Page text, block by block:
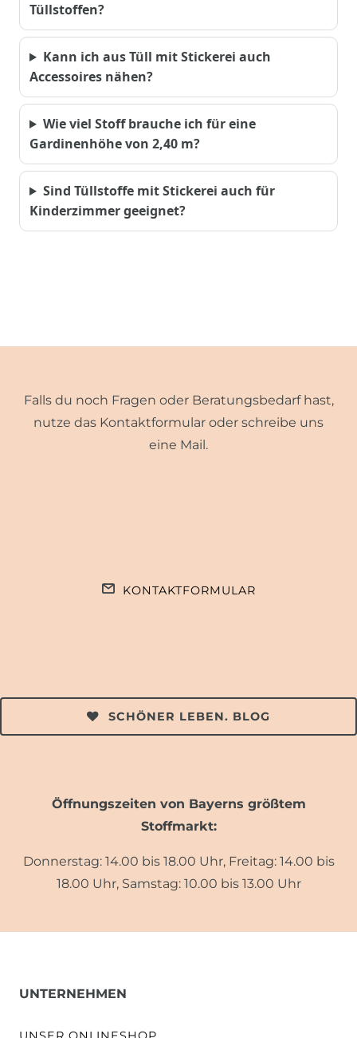
Tüllstoffen?
Kann ich aus Tüll mit Stickerei auch
Accessoires nähen?
Wie viel Stoff brauche ich für eine
Gardinenhöhe von 2,40 m?
Sind Tüllstoffe mit Stickerei auch für
Kinderzimmer geeignet?
Falls du noch Fragen oder Beratungsbedarf hast,
nutze das Kontaktformular oder schreibe uns
eine Mail.
KONTAKTFORMULAR
SCHÖNER LEBEN. BLOG
Öffnungszeiten von Bayerns größtem
Stoffmarkt:
Donnerstag: 14.00 bis 18.00 Uhr, Freitag: 14.00 bis
18.00 Uhr, Samstag: 10.00 bis 13.00 Uhr
UNTERNEHMEN